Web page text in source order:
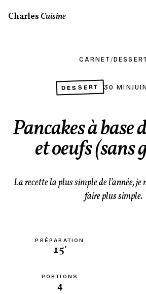
CharlesCuisine
CARNET/
DESSERT 30 MIN
Pancakes à base
et oeufs (sans
La recette la plus simple de l’année, je
faire plus simple.
PRÉPARATION
15'
PORTIONS
4